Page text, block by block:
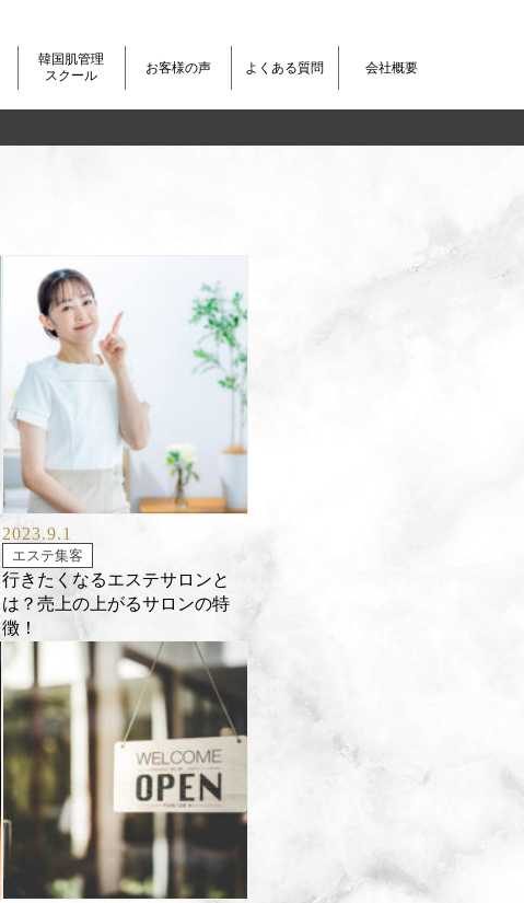
韓国肌管理
スクール
お客様の声 よくある質問 会社概要
2023.9.1
エステ集客
行きたくなるエステサロンと
は？売上の上がるサロンの特
徴！